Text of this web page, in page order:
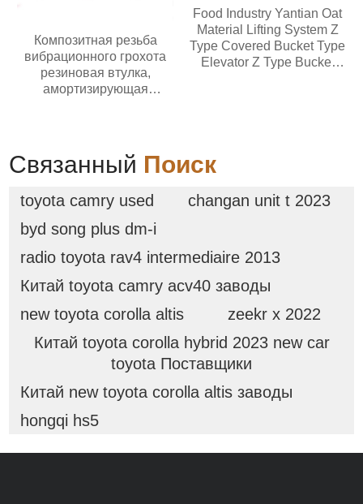
Композитная резьба
вибрационного грохота
резиновая втулка,
амортизирующая
Food Industry Yantian Oat
Material Lifting System Z
Type Covered Bucket Type
Elevator Z Type Bucket
Связанный Поиск
toyota camry used
changan unit t 2023
byd song plus dm-i
radio toyota rav4 intermediaire 2013
Китай toyota camry acv40 заводы
new toyota corolla altis
zeekr x 2022
Китай toyota corolla hybrid 2023 new car
toyota Поставщики
Китай new toyota corolla altis заводы
hongqi hs5